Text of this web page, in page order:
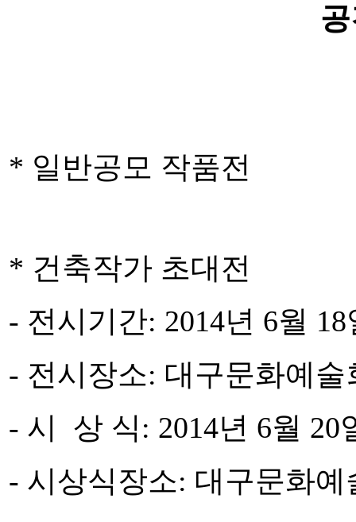
* 일반공모 작품전
* 건축작가 초대전
- 전시기간: 2014년 6월
- 전시장소: 대구문화예술
- 시 상 식: 2014년 6월 20
- 시상식장소: 대구문화